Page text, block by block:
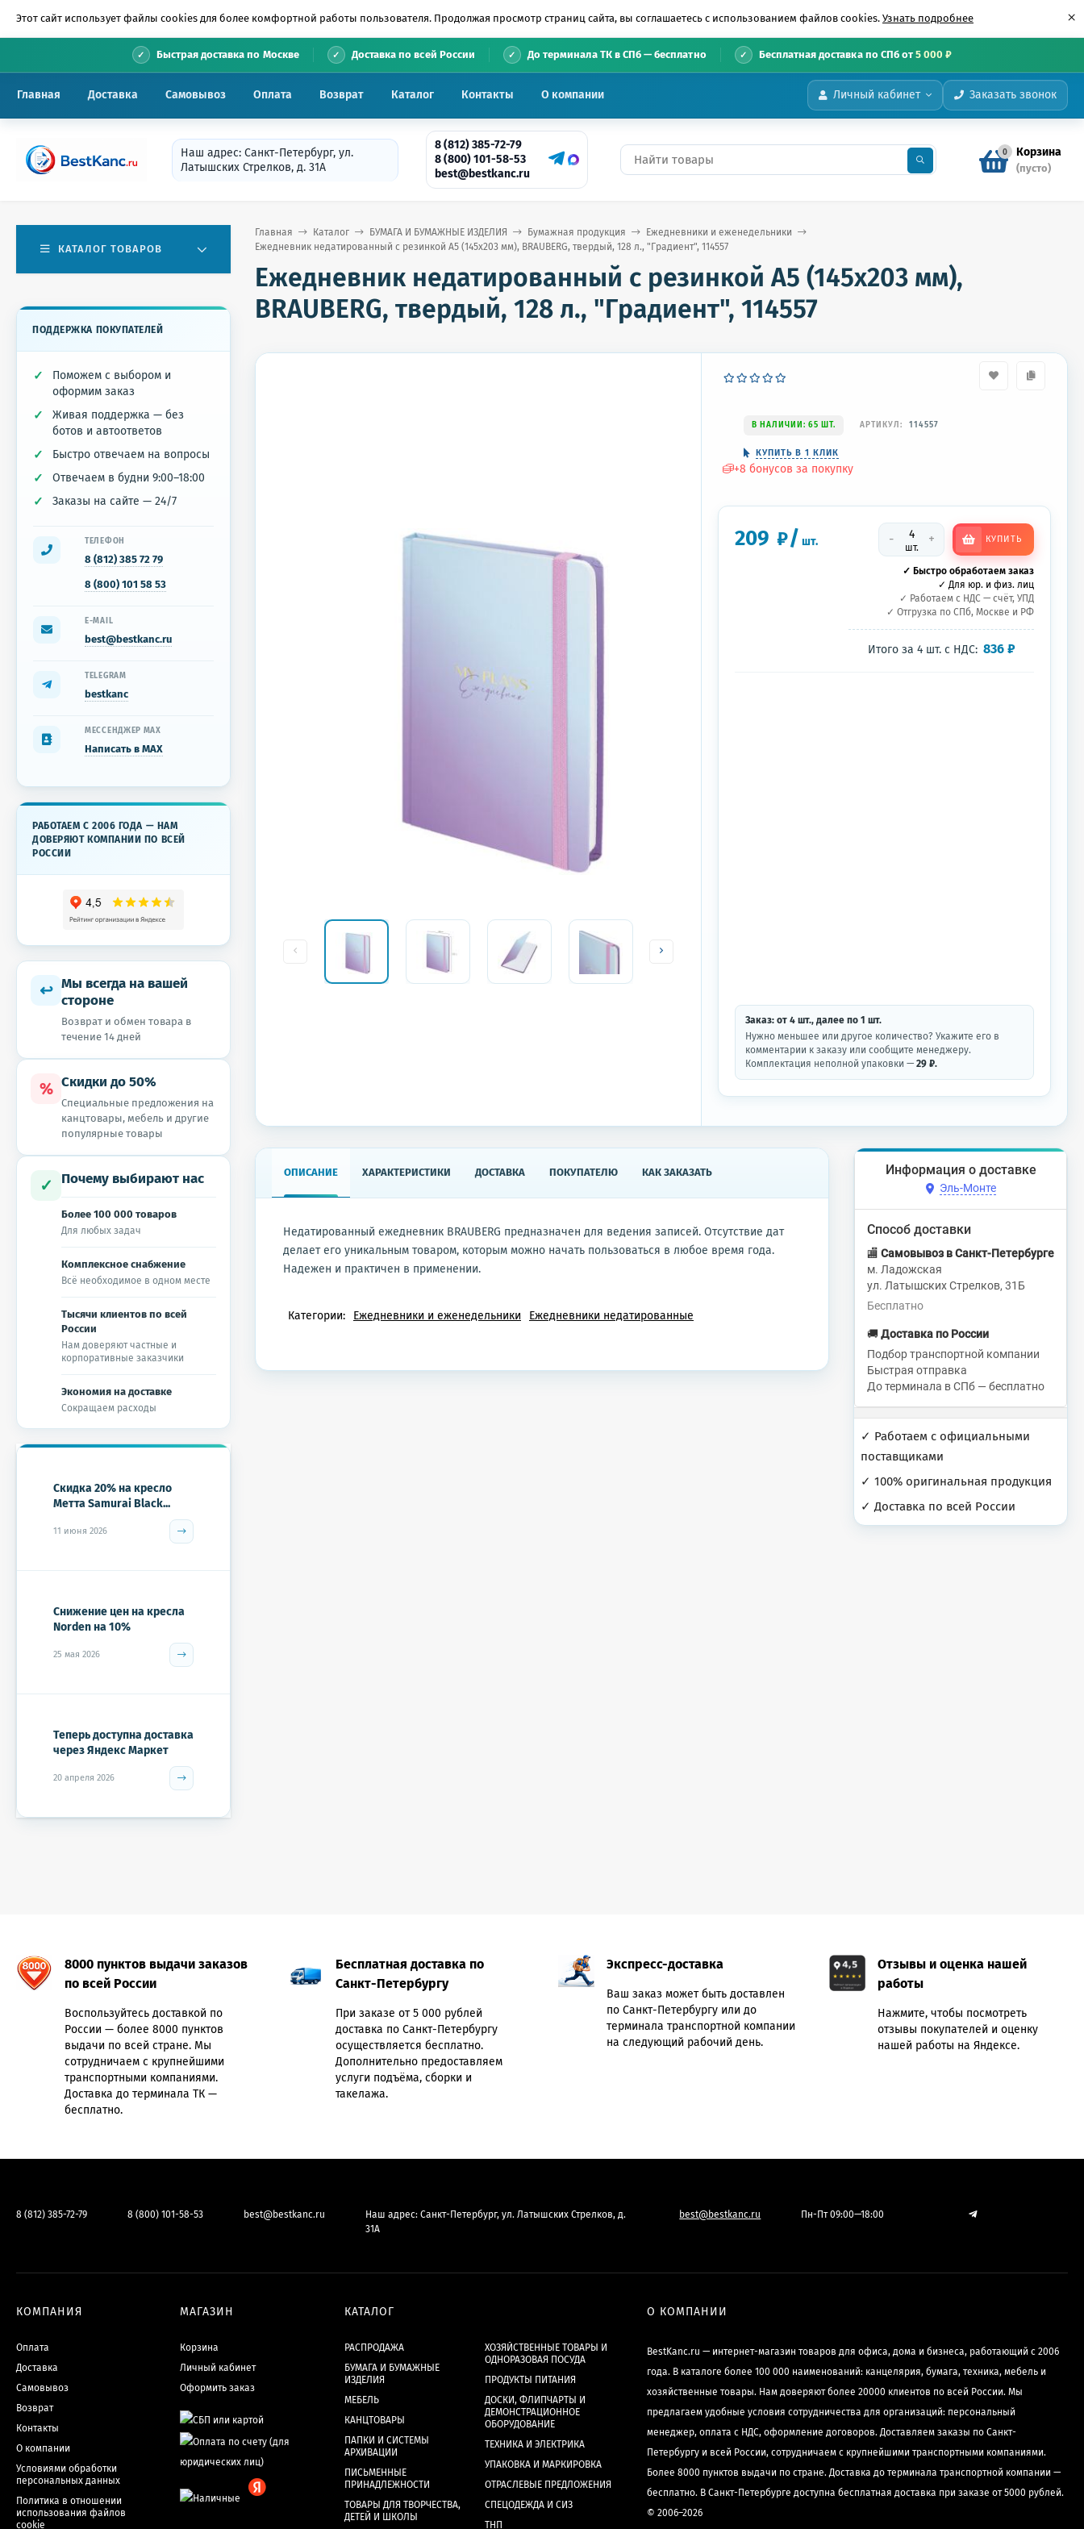
Этот сайт использует файлы cookies для более комфортной работы пользователя. Продолжая просмотр страниц сайта, вы соглашаетесь с использованием файлов cookies. Узнать подробнее ×
Быстрая доставка по Москве Доставка по всей России До терминала ТК в СПб — бесплатно Бесплатная доставка по СПб от5 000 ₽
Личный кабинет Заказать звонок
Главная Доставка Самовывоз Оплата Возврат Каталог Контакты О компании
Наш адрес: Санкт-Петербург, ул.
Латышских Стрелков, д. 31А
8 (812) 385-72-79
8 (800) 101-58-53
best@bestkanc.ru
0 Корзина
(пусто)
Главная Каталог БУМАГА И БУМАЖНЫЕ ИЗДЕЛИЯ Бумажная продукция
Ежедневники и еженедельники
Ежедневник недатированный с резинкой А5 (145х203 мм), BRAUBERG, твердый, 128 л., "Градиент", 114557
Ежедневник недатированный с резинкой А5 (145х203 мм),
BRAUBERG, твердый, 128 л., "Градиент", 114557
В НАЛИЧИИ: 65 ШТ. АРТИКУЛ: 114557
КУПИТЬ В 1 КЛИК
+8 бонусов за покупку
209 ₽/ шт. -
шт.
+ КУПИТЬ
✓ Быстро обработаем заказ
✓ Для юр. и физ. лиц
✓ Работаем с НДС — счёт, УПД
✓ Отгрузка по СПб, Москве и РФ
Итого за 4 шт.с НДС: 836 ₽
Заказ: от4 шт., далее по1 шт.
Нужно меньшее или другое количество? Укажите его в
комментарии к заказу или сообщите менеджеру.
Комплектация неполной упаковки —29 ₽.
ОПИСАНИЕ ХАРАКТЕРИСТИКИ ДОСТАВКА ПОКУПАТЕЛЮ КАК ЗАКАЗАТЬ
Недатированный ежедневник BRAUBERG предназначен для ведения записей. Отсутствие дат
делает его уникальным товаром, которым можно начать пользоваться в любое время года.
Надежен и практичен в применении.
Категории: Ежедневники и еженедельники Ежедневники недатированные
Информация о доставке
Эль-Монте
Способ доставки
🏬 Самовывоз в Санкт-Петербурге
м. Ладожская
ул. Латышских Стрелков, 31Б
Бесплатно
🚚 Доставка по России
Подбор транспортной компании
Быстрая отправка
До терминала в СПб — бесплатно
✓ Работаем с официальными
поставщиками
✓ 100% оригинальная продукция
✓ Доставка по всей России
КАТАЛОГ ТОВАРОВ
ПОДДЕРЖКА ПОКУПАТЕЛЕЙ
Поможем с выбором и
оформим заказ
Живая поддержка — без
ботов и автоответов
Быстро отвечаем на вопросы
Отвечаем в будни 9:00–18:00
Заказы на сайте — 24/7
ТЕЛЕФОН
8 (812) 385 72 79
8 (800) 101 58 53
E-MAIL
best@bestkanc.ru
TELEGRAM
bestkanc
МЕССЕНДЖЕР MAX
Написать в MAX
РАБОТАЕМ С 2006 ГОДА — НАМ
ДОВЕРЯЮТ КОМПАНИИ ПО ВСЕЙ
РОССИИ
↩ Мы всегда на вашей
стороне
Возврат и обмен товара в
течение 14 дней
% Скидки до 50%
Специальные предложения на
канцтовары, мебель и другие
популярные товары
✓ Почему выбирают нас
Более 100 000 товаров
Для любых задач
Комплексное снабжение
Всё необходимое в одном месте
Тысячи клиентов по всей
России
Нам доверяют частные и
корпоративные заказчики
Экономия на доставке
Сокращаем расходы
Скидка 20% на кресло
Метта Samurai Black...
11 июня 2026
Снижение цен на кресла
Norden на 10%
25 мая 2026
Теперь доступна доставка
через Яндекс Маркет
20 апреля 2026
8000 пунктов выдачи заказов
по всей России
Воспользуйтесь доставкой по
России — более 8000 пунктов
выдачи по всей стране. Мы
сотрудничаем с крупнейшими
транспортными компаниями.
Доставка до терминала ТК —
бесплатно.
Бесплатная доставка по
Санкт-Петербургу
При заказе от 5 000 рублей
доставка по Санкт-Петербургу
осуществляется бесплатно.
Дополнительно предоставляем
услуги подъёма, сборки и
такелажа.
Экспресс-доставка
Ваш заказ может быть доставлен
по Санкт-Петербургу или до
терминала транспортной компании
на следующий рабочий день.
Отзывы и оценка нашей
работы
Нажмите, чтобы посмотреть
отзывы покупателей и оценку
нашей работы на Яндексе.
8 (812) 385-72-79 8 (800) 101-58-53 best@bestkanc.ru
Наш адрес: Санкт-Петербург, ул. Латышских Стрелков, д.
31А
best@bestkanc.ru Пн-Пт 09:00—18:00
КОМПАНИЯ
Оплата
Доставка
Самовывоз
Возврат
Контакты
О компании
Условиями обработки
персональных данных
Политика в отношении
использования файлов
cookie
МАГАЗИН
Корзина
Личный кабинет
Оформить заказ
КАТАЛОГ
РАСПРОДАЖА
БУМАГА И БУМАЖНЫЕ
ИЗДЕЛИЯ
МЕБЕЛЬ
КАНЦТОВАРЫ
ПАПКИ И СИСТЕМЫ
АРХИВАЦИИ
ПИСЬМЕННЫЕ
ПРИНАДЛЕЖНОСТИ
ТОВАРЫ ДЛЯ ТВОРЧЕСТВА,
ДЕТЕЙ И ШКОЛЫ
ХОЗЯЙСТВЕННЫЕ ТОВАРЫ И
ОДНОРАЗОВАЯ ПОСУДА
ПРОДУКТЫ ПИТАНИЯ
ДОСКИ, ФЛИПЧАРТЫ И
ДЕМОНСТРАЦИОННОЕ
ОБОРУДОВАНИЕ
ТЕХНИКА И ЭЛЕКТРИКА
УПАКОВКА И МАРКИРОВКА
ОТРАСЛЕВЫЕ ПРЕДЛОЖЕНИЯ
СПЕЦОДЕЖДА И СИЗ
ТНП
О КОМПАНИИ
BestKanc.ru — интернет-магазин товаров для офиса, дома и бизнеса, работающий с 2006
года. В каталоге более 100 000 наименований: канцелярия, бумага, техника, мебель и
хозяйственные товары. Нам доверяют более 20000 клиентов по всей России. Мы
предлагаем удобные условия сотрудничества для организаций: персональный
менеджер, оплата с НДС, оформление договоров. Доставляем заказы по Санкт-
Петербургу и всей России, сотрудничаем с крупнейшими транспортными компаниями.
Более 8000 пунктов выдачи по стране. Доставка до терминала транспортной компании —
бесплатно. В Санкт-Петербурге доступна бесплатная доставка при заказе от 5000 рублей.
© 2006–2026